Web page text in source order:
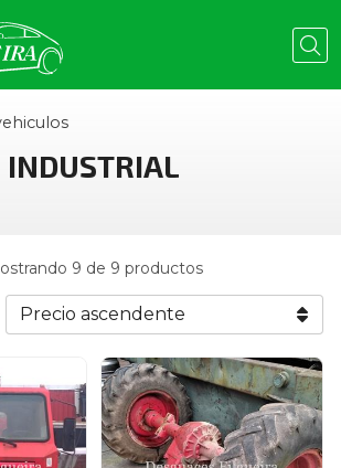
INDUSTRIAL
9 de 9 productos